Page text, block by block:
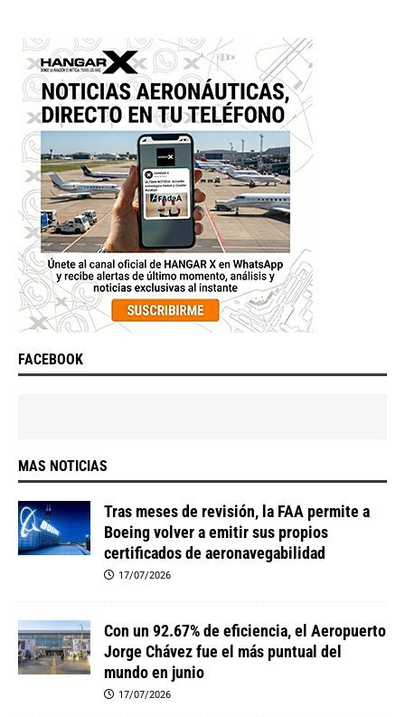
FACEBOOK
MAS NOTICIAS
Tras meses de revisión, la FAA permite a
Boeing volver a emitir sus propios
certificados de aeronavegabilidad
17/07/2026
Con un 92.67% de eficiencia, el Aeropuerto
Jorge Chávez fue el más puntual del
mundo en junio
17/07/2026